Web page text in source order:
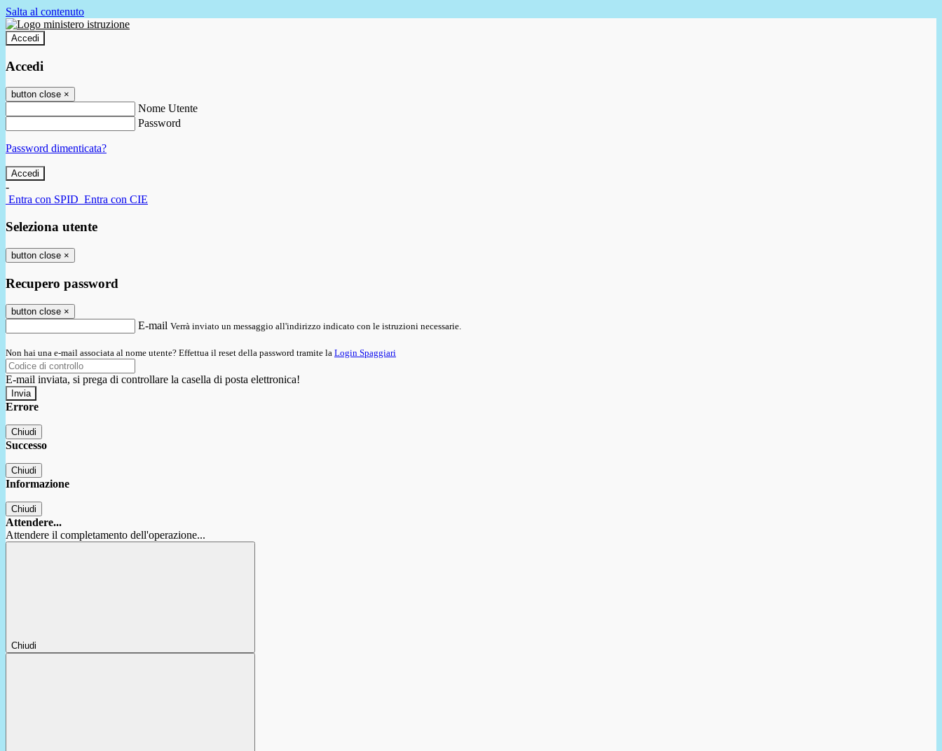
Salta al contenuto
Accedi
Accedi
button close ×
Nome Utente
Password
Password dimenticata?
-
Entra con SPID Entra con CIE
Seleziona utente
button close ×
Recupero password
button close ×
E-mail Verrà inviato un messaggio all'indirizzo indicato con le istruzioni necessarie.
Non hai una e-mail associata al nome utente? Effettua il reset della password tramite la Login Spaggiari
E-mail inviata, si prega di controllare la casella di posta elettronica!
Errore
Chiudi
Successo
Chiudi
Informazione
Chiudi
Attendere...
Attendere il completamento dell'operazione...
Chiudi